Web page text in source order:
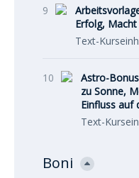
9
Erfolg,
Text-
10
Astro-
zu Sonne,
Einfluss auf
Text-
Boni